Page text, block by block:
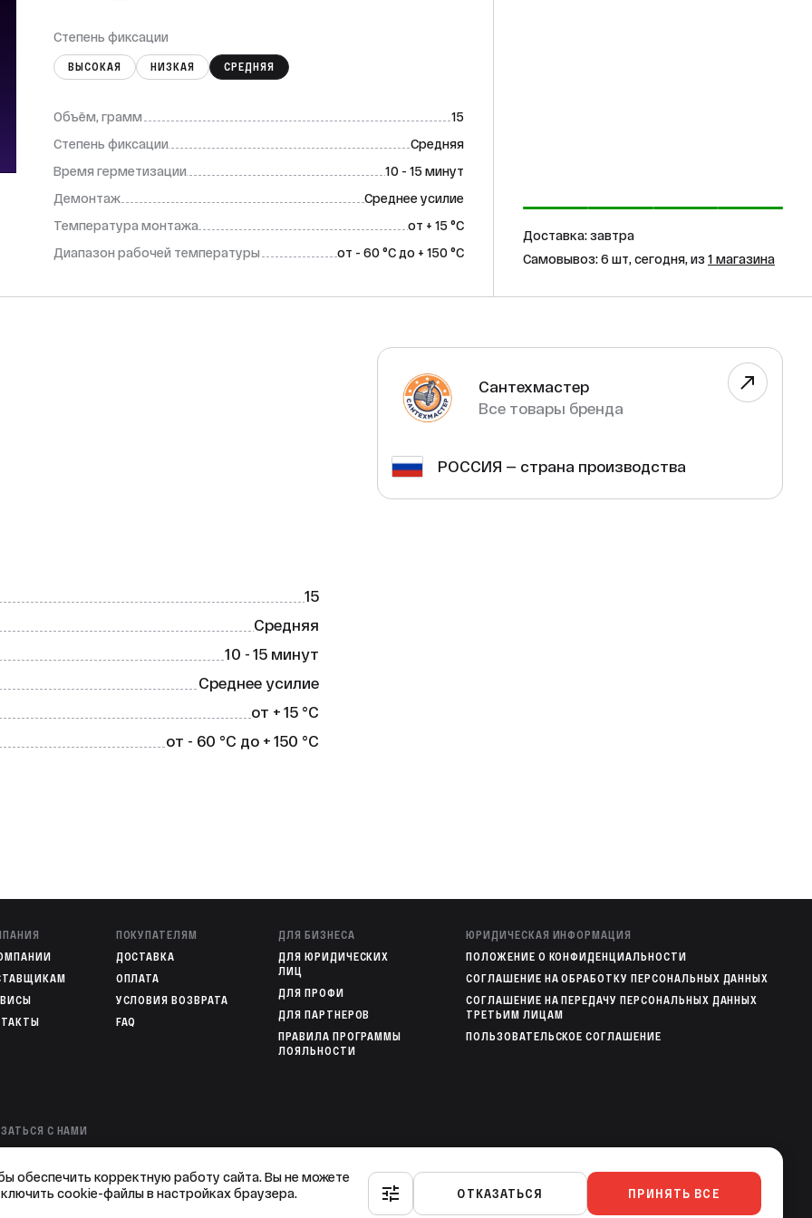
Степень фиксации
ВЫСОКАЯ НИЗКАЯ СРЕДНЯЯ
Объём, грамм
15
Степень фиксации
Средняя
Время герметизации
10 - 15 минут
Демонтаж
Среднее усилие
Температура монтажа
от + 15 °C
Диапазон рабочей температуры
от - 60 °C до + 150 °C
Доставка: завтра
Самовывоз: 6 шт, сегодня, из 1 магазина
производителя — это
°C.
и надёжный выбор для тех, кто ценит
15
Средняя
10 - 15 минут
Среднее усилие
от + 15 °C
от - 60 °C до + 150 °C
Сантехмастер
Все товары бренда
РОССИЯ — страна производства
ПОКУПАТЕЛЯМ
ДОСТАВКА
ОПЛАТА
УСЛОВИЯ ВОЗВРАТА
FAQ
ДЛЯ БИЗНЕСА
ДЛЯ ЮРИДИЧЕСКИХ
ЛИЦ
ДЛЯ ПРОФИ
ДЛЯ ПАРТНЕРОВ
ПРАВИЛА ПРОГРАММЫ
ЛОЯЛЬНОСТИ
ЮРИДИЧЕСКАЯ ИНФОРМАЦИЯ
ПОЛОЖЕНИЕ О КОНФИДЕНЦИАЛЬНОСТИ
СОГЛАШЕНИЕ НА ОБРАБОТКУ ПЕРСОНАЛЬНЫХ ДАННЫХ
СОГЛАШЕНИЕ НА ПЕРЕДАЧУ ПЕРСОНАЛЬНЫХ ДАННЫХ
ТРЕТЬИМ ЛИЦАМ
ПОЛЬЗОВАТЕЛЬСКОЕ СОГЛАШЕНИЕ
С НАМИ
136-72-49— ГОРЯЧАЯ ЛИНИЯ
TERM.RU
МОБИЛЬНЫЕ ПРИЛОЖЕНИЯ
обеспечить корректную работу сайта. Вы не можете
cookie-файлы в настройках браузера.
ОТКАЗАТЬСЯ ПРИНЯТЬ ВСЕ